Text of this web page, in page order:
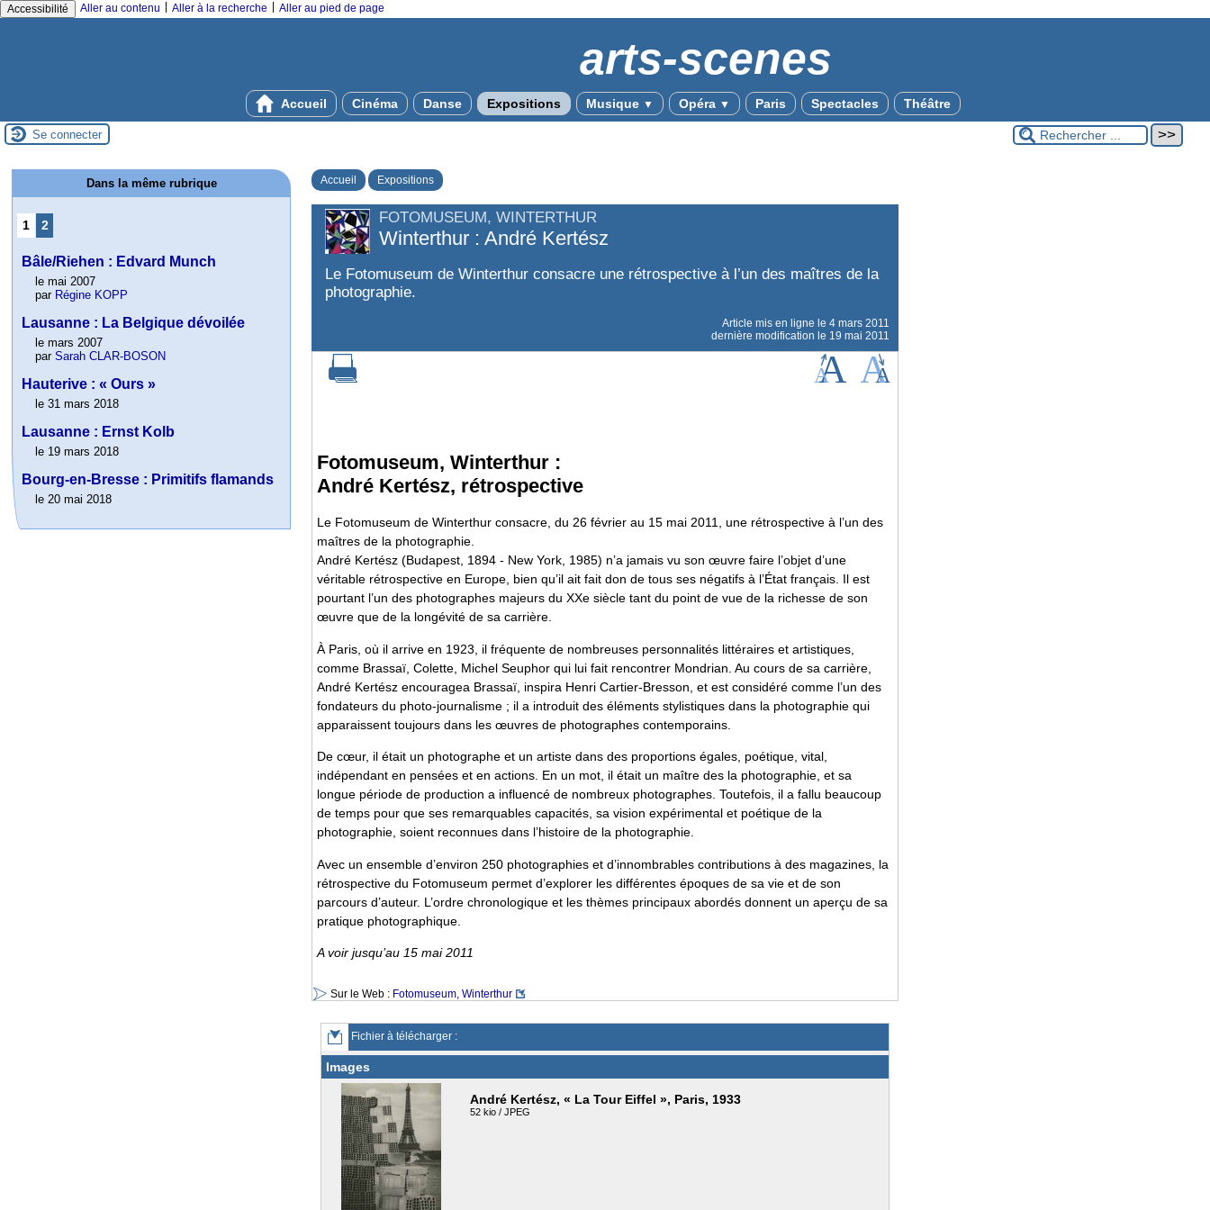
Accessibilité Aller au contenu Aller à la recherche Aller au pied de page
arts-scenes
Accueil Cinéma Danse Expositions Musique ▼ Opéra ▼ Paris Spectacles Théâtre
Se connecter
Accueil Expositions
FOTOMUSEUM, WINTERTHUR
Winterthur : André Kertész
Le Fotomuseum de Winterthur consacre une rétrospective à l’un des maîtres de la
photographie.
Article mis en ligne le 4 mars 2011
dernière modification le 19 mai 2011
Fotomuseum, Winterthur :
André Kertész, rétrospective
Le Fotomuseum de Winterthur consacre, du 26 février au 15 mai 2011, une rétrospective à l’un des
maîtres de la photographie.
André Kertész (Budapest, 1894 - New York, 1985) n’a jamais vu son œuvre faire l’objet d’une
véritable rétrospective en Europe, bien qu’il ait fait don de tous ses négatifs à l’État français. Il est
pourtant l’un des photographes majeurs du XXe siècle tant du point de vue de la richesse de son
œuvre que de la longévité de sa carrière.
À Paris, où il arrive en 1923, il fréquente de nombreuses personnalités littéraires et artistiques,
comme Brassaï, Colette, Michel Seuphor qui lui fait rencontrer Mondrian. Au cours de sa carrière,
André Kertész encouragea Brassaï, inspira Henri Cartier-Bresson, et est considéré comme l’un des
fondateurs du photo-journalisme ; il a introduit des éléments stylistiques dans la photographie qui
apparaissent toujours dans les œuvres de photographes contemporains.
De cœur, il était un photographe et un artiste dans des proportions égales, poétique, vital,
indépendant en pensées et en actions. En un mot, il était un maître des la photographie, et sa
longue période de production a influencé de nombreux photographes. Toutefois, il a fallu beaucoup
de temps pour que ses remarquables capacités, sa vision expérimental et poétique de la
photographie, soient reconnues dans l’histoire de la photographie.
Avec un ensemble d’environ 250 photographies et d’innombrables contributions à des magazines, la
rétrospective du Fotomuseum permet d’explorer les différentes époques de sa vie et de son
parcours d’auteur. L’ordre chronologique et les thèmes principaux abordés donnent un aperçu de sa
pratique photographique.
A voir jusqu’au 15 mai 2011
Sur le Web : Fotomuseum, Winterthur
Fichier à télécharger :
Images
André Kertész, « La Tour Eiffel », Paris, 1933
52 kio / JPEG
Dans la même rubrique
1 2
Bâle/Riehen : Edvard Munch
le mai 2007
par Régine KOPP
Lausanne : La Belgique dévoilée
le mars 2007
parSarah CLAR-BOSON
Hauterive : « Ours »
le 31 mars 2018
Lausanne : Ernst Kolb
le 19 mars 2018
Bourg-en-Bresse : Primitifs flamands
le 20 mai 2018